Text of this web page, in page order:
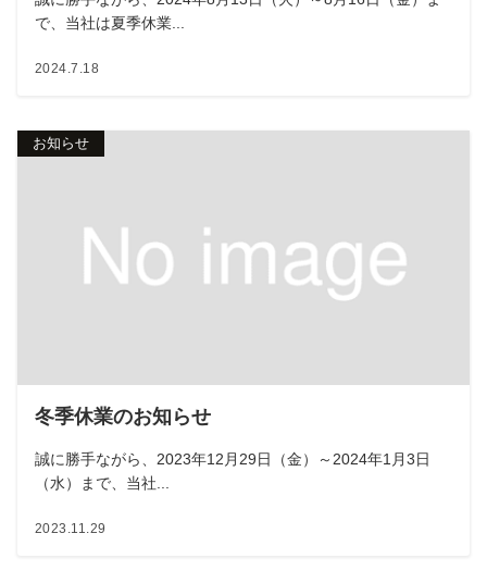
で、当社は夏季休業...
2024.7.18
お知らせ
冬季休業のお知らせ
誠に勝手ながら、2023年12月29日（金）～2024年1月3日
（水）まで、当社...
2023.11.29